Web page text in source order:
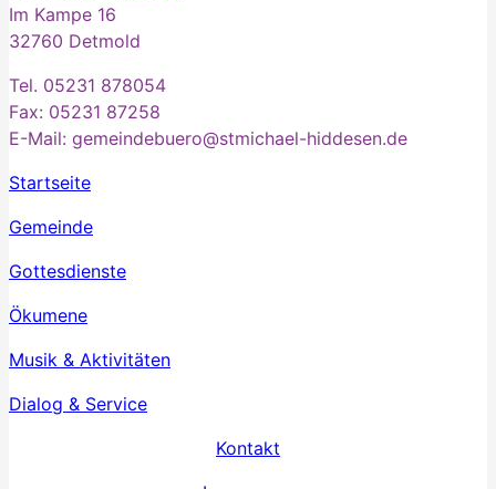
Im Kampe 16
32760 Detmold
Tel. 05231 878054
Fax: 05231 87258
E-Mail: gemeindebuero@stmichael-hiddesen.de
Startseite
Gemeinde
Gottesdienste
Ökumene
Musik & Aktivitäten
Dialog & Service
Kontakt